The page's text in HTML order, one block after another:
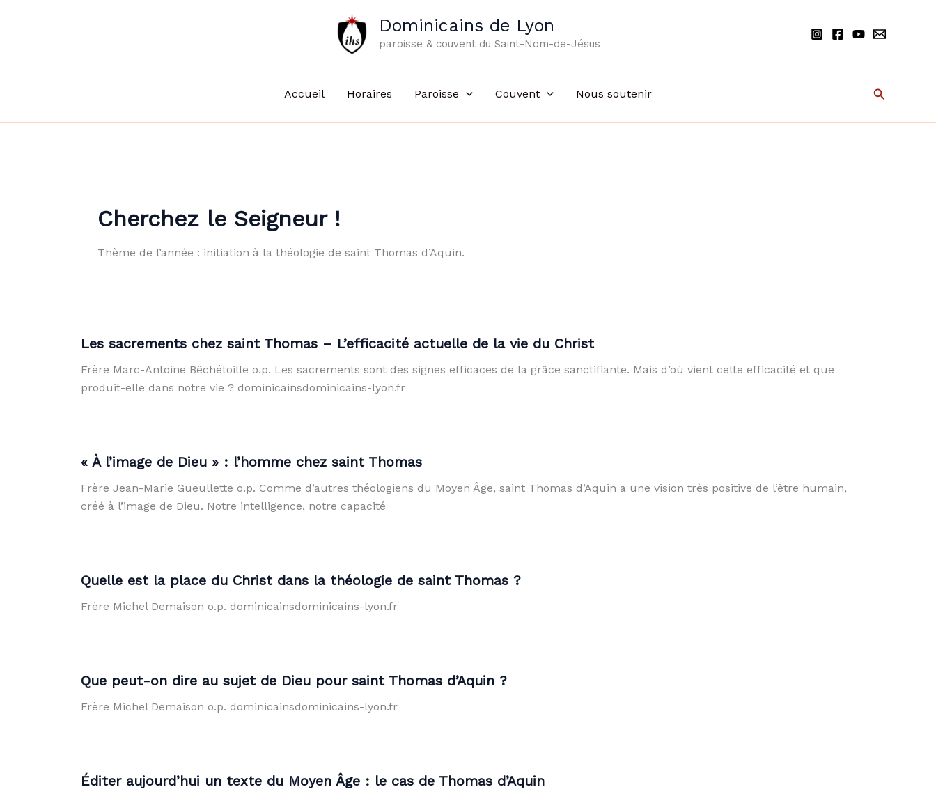
Dominicains de Lyon
paroisse & couvent du Saint-Nom-de-Jésus
Accueil Horaires Paroisse Couvent Nous soutenir
Cherchez le Seigneur !
Thème de l’année : initiation à la théologie de saint Thomas d’Aquin.
Les sacrements chez saint Thomas – L’efficacité actuelle de la vie du Christ
Frère Marc-Antoine Bêchétoille o.p. Les sacrements sont des signes efficaces de la grâce sanctifiante. Mais d’où vient cette efficacité et que
produit-elle dans notre vie ? dominicainsdominicains-lyon.fr
« À l’image de Dieu » : l’homme chez saint Thomas
Frère Jean-Marie Gueullette o.p. Comme d’autres théologiens du Moyen Âge, saint Thomas d’Aquin a une vision très positive de l’être humain,
créé à l’image de Dieu. Notre intelligence, notre capacité
Quelle est la place du Christ dans la théologie de saint Thomas ?
Frère Michel Demaison o.p. dominicainsdominicains-lyon.fr
Que peut-on dire au sujet de Dieu pour saint Thomas d’Aquin ?
Frère Michel Demaison o.p. dominicainsdominicains-lyon.fr
Éditer aujourd’hui un texte du Moyen Âge : le cas de Thomas d’Aquin